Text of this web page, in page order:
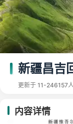
新疆昌吉
更新于 11-246157
内容详情